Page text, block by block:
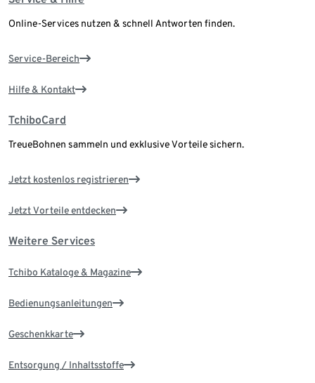
Online-Services nutzen & schnell Antworten finden.
Service-Bereich
Hilfe & Kontakt
TchiboCard
TreueBohnen sammeln und exklusive Vorteile sichern.
Jetzt kostenlos registrieren
Jetzt Vorteile entdecken
Weitere Services
Tchibo Kataloge & Magazine
Bedienungsanleitungen
Geschenkkarte
Entsorgung / Inhaltsstoffe